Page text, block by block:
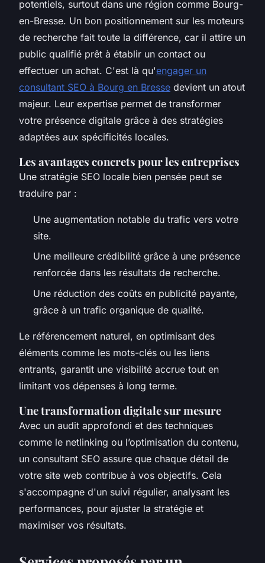
potentiels, surtout dans une région comme Bourg-
en-Bresse. Un bon positionnement sur les moteurs
de recherche fait toute la différence, car il attire un
public qualifié prêt à établir un contact ou
effectuer un achat. C'est là qu'engager un
consultant SEO à Bourg en Bresse devient un atout
majeur. Leur expertise permet de transformer
votre présence digitale grâce à des stratégies
adaptées aux spécificités locales.
Les avantages concrets pour les entreprises
Une stratégie SEO locale bien pensée peut se
traduire par :
Une augmentation notable du trafic vers votre
site.
Une meilleure crédibilité grâce à une présence
renforcée dans les résultats de recherche.
Une réduction des coûts en publicité payante,
grâce à un trafic organique de qualité.
Le référencement naturel, en optimisant des
éléments comme les mots-clés ou les liens
entrants, garantit une visibilité accrue tout en
limitant vos dépenses à long terme.
Une transformation digitale sur mesure
Avec un audit approfondi et des techniques
comme le netlinking ou l’optimisation du contenu,
un consultant SEO assure que chaque détail de
votre site web contribue à vos objectifs. Cela
s'accompagne d'un suivi régulier, analysant les
performances, pour ajuster la stratégie et
maximiser vos résultats.